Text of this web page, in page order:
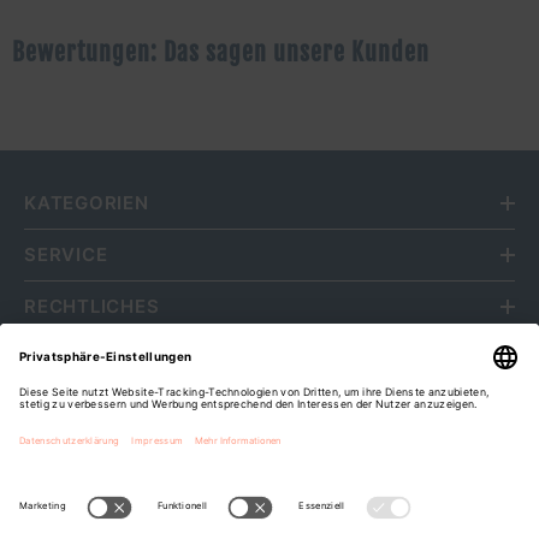
Bewertungen: Das sagen unsere Kunden
KATEGORIEN
SERVICE
RECHTLICHES
ÜBER UNS
Cookie-Einstellungen